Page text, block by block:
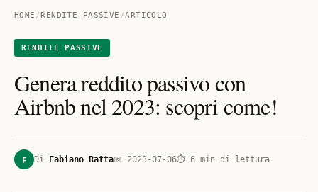
HOME /RENDITE PASSIVE /ARTICOLO
RENDITE PASSIVE
Genera reddito passivo con
Airbnb nel 2023: scopri come!
F Di Fabiano Ratta📅 2023-07-06⏱ 6 min di lettura